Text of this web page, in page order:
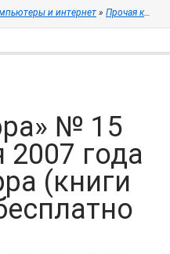
и интернет » Прочая
№ 15
2007 года
(книги